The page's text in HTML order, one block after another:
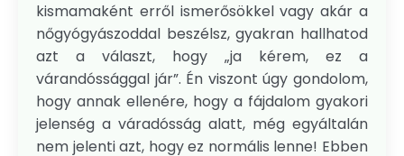
kismamaként erről ismerősökkel vagy akár a
nőgyógyászoddal beszélsz, gyakran hallhatod
azt a választ, hogy „ja kérem, ez a
várandóssággal jár”. Én viszont úgy gondolom,
hogy annak ellenére, hogy a fájdalom gyakori
jelenség a váradósság alatt, még egyáltalán
nem jelenti azt, hogy ez normális lenne! Ebben